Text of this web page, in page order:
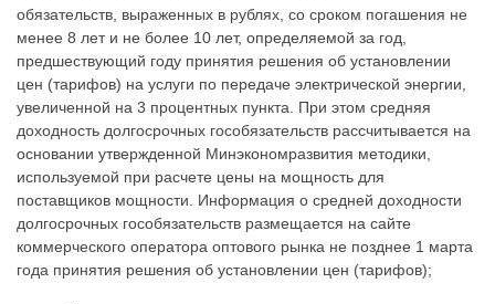
обязательств, выраженных в рублях, со сроком погашения не
менее 8 лет и не более 10 лет, определяемой за год,
предшествующий году принятия решения об установлении
цен (тарифов) на услуги по передаче электрической энергии,
увеличенной на 3 процентных пункта. При этом средняя
доходность долгосрочных гособязательств рассчитывается на
основании утвержденной Минэкономразвития методики,
используемой при расчете цены на мощность для
поставщиков мощности. Информация о средней доходности
долгосрочных гособязательств размещается на сайте
коммерческого оператора оптового рынка не позднее 1 марта
года принятия решения об установлении цен (тарифов);